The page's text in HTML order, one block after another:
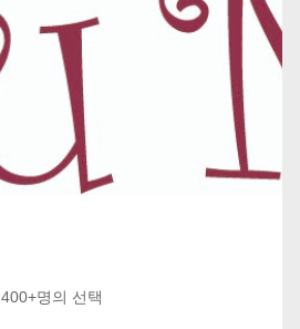
400+명의 선택